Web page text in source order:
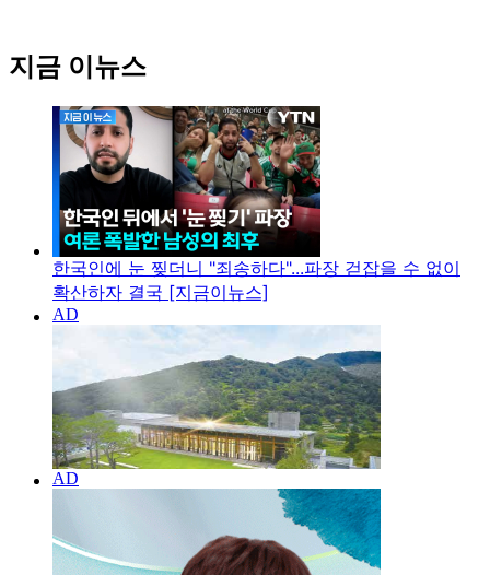
지금 이뉴스
한국인에 눈 찢더니 "죄송하다"...파장 걷잡을 수 없이
확산하자 결국 [지금이뉴스]